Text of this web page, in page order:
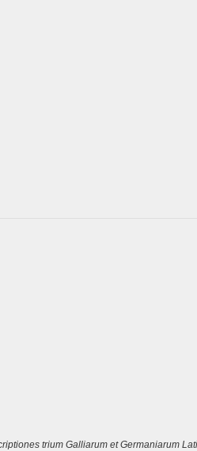
trium Galliarum et Germaniarum